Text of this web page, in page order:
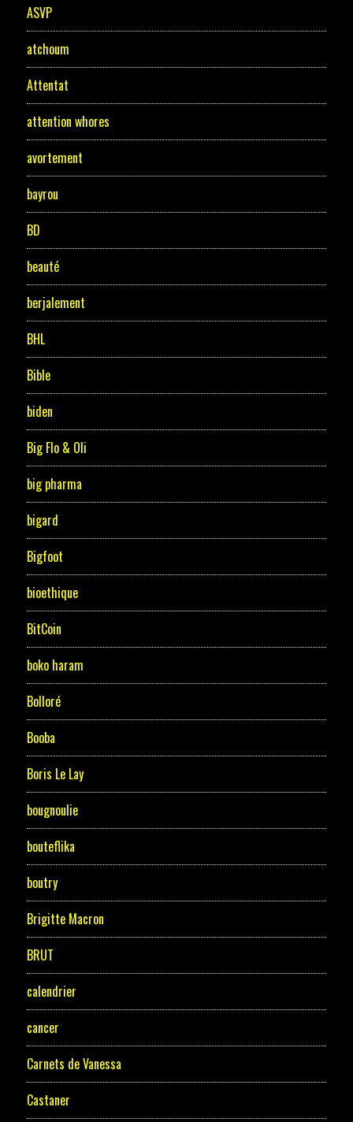
ASVP
atchoum
Attentat
attention whores
avortement
bayrou
BD
beauté
berjalement
BHL
Bible
biden
Big Flo & Oli
big pharma
bigard
Bigfoot
bioethique
BitCoin
boko haram
Bolloré
Booba
Boris Le Lay
bougnoulie
bouteflika
boutry
Brigitte Macron
BRUT
calendrier
cancer
Carnets de Vanessa
Castaner